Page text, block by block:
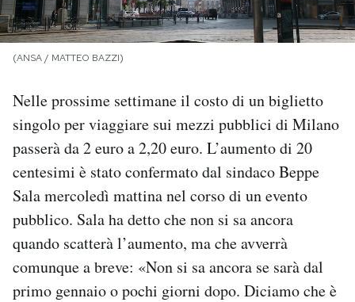
NEWSLETTER
SHOP
CALENDARIO
AREA PERSONALE
Area Personale
Newsletter
(ANSA / MATTEO BAZZI)
Nelle prossime settimane il costo di un biglietto
singolo per viaggiare sui mezzi pubblici di Milano
passerà da 2 euro a 2,20 euro. L’aumento di 20
centesimi è stato confermato dal sindaco Beppe
Sala mercoledì mattina nel corso di un evento
pubblico. Sala ha detto che non si sa ancora
quando scatterà l’aumento, ma che avverrà
comunque a breve: «Non si sa ancora se sarà dal
primo gennaio o pochi giorni dopo. Diciamo che è